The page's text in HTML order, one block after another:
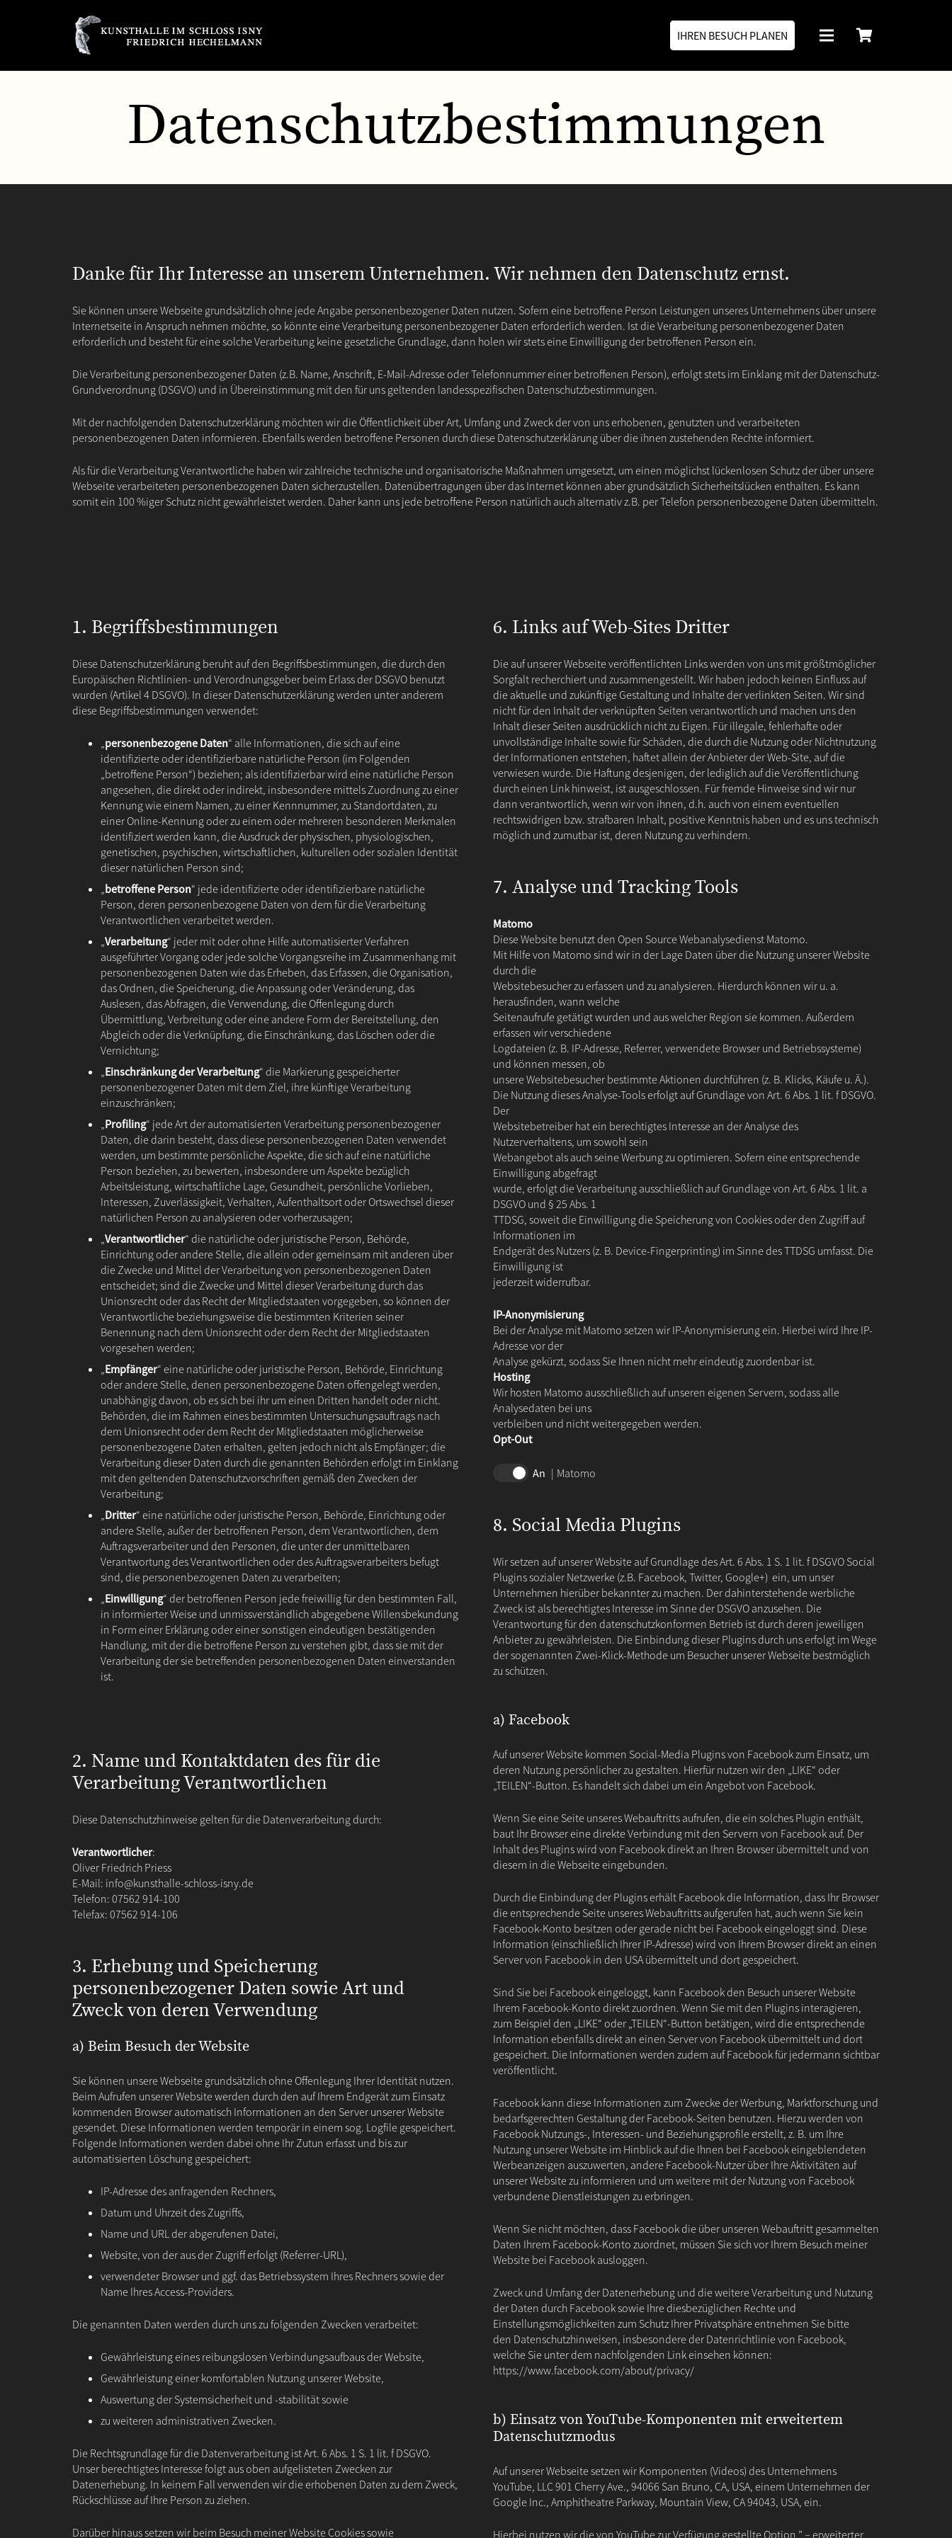
IHREN BESUCH PLANEN
Datenschutzbestimmungen
Danke für Ihr Interesse an unserem Unternehmen. Wir nehmen den Datenschutz ernst.
Sie können unsere Webseite grundsätzlich ohne jede Angabe personenbezogener Daten nutzen. Sofern eine betroffene Person Leistungen unseres Unternehmens über unsere
Internetseite in Anspruch nehmen möchte, so könnte eine Verarbeitung personenbezogener Daten erforderlich werden. Ist die Verarbeitung personenbezogener Daten
erforderlich und besteht für eine solche Verarbeitung keine gesetzliche Grundlage, dann holen wir stets eine Einwilligung der betroffenen Person ein.
Die Verarbeitung personenbezogener Daten (z.B. Name, Anschrift, E-Mail-Adresse oder Telefonnummer einer betroffenen Person), erfolgt stets im Einklang mit der Datenschutz-
Grundverordnung (DSGVO) und in Übereinstimmung mit den für uns geltenden landesspezifischen Datenschutzbestimmungen.
Mit der nachfolgenden Datenschutzerklärung möchten wir die Öffentlichkeit über Art, Umfang und Zweck der von uns erhobenen, genutzten und verarbeiteten
personenbezogenen Daten informieren. Ebenfalls werden betroffene Personen durch diese Datenschutzerklärung über die ihnen zustehenden Rechte informiert.
Als für die Verarbeitung Verantwortliche haben wir zahlreiche technische und organisatorische Maßnahmen umgesetzt, um einen möglichst lückenlosen Schutz der über unsere
Webseite verarbeiteten personenbezogenen Daten sicherzustellen. Datenübertragungen über das Internet können aber grundsätzlich Sicherheitslücken enthalten. Es kann
somit ein 100 %iger Schutz nicht gewährleistet werden. Daher kann uns jede betroffene Person natürlich auch alternativ z.B. per Telefon personenbezogene Daten übermitteln.
1. Begriffsbestimmungen
Diese Datenschutzerklärung beruht auf den Begriffsbestimmungen, die durch den
Europäischen Richtlinien- und Verordnungsgeber beim Erlass der DSGVO benutzt
wurden (Artikel 4 DSGVO). In dieser Datenschutzerklärung werden unter anderem
diese Begriffsbestimmungen verwendet:
„personenbezogene Daten“ alle Informationen, die sich auf eine
identifizierte oder identifizierbare natürliche Person (im Folgenden
„betroffene Person“) beziehen; als identifizierbar wird eine natürliche Person
angesehen, die direkt oder indirekt, insbesondere mittels Zuordnung zu einer
Kennung wie einem Namen, zu einer Kennnummer, zu Standortdaten, zu
einer Online-Kennung oder zu einem oder mehreren besonderen Merkmalen
identifiziert werden kann, die Ausdruck der physischen, physiologischen,
genetischen, psychischen, wirtschaftlichen, kulturellen oder sozialen Identität
dieser natürlichen Person sind;
„betroffene Person“ jede identifizierte oder identifizierbare natürliche
Person, deren personenbezogene Daten von dem für die Verarbeitung
Verantwortlichen verarbeitet werden.
„Verarbeitung“ jeder mit oder ohne Hilfe automatisierter Verfahren
ausgeführter Vorgang oder jede solche Vorgangsreihe im Zusammenhang mit
personenbezogenen Daten wie das Erheben, das Erfassen, die Organisation,
das Ordnen, die Speicherung, die Anpassung oder Veränderung, das
Auslesen, das Abfragen, die Verwendung, die Offenlegung durch
Übermittlung, Verbreitung oder eine andere Form der Bereitstellung, den
Abgleich oder die Verknüpfung, die Einschränkung, das Löschen oder die
Vernichtung;
„Einschränkung der Verarbeitung“ die Markierung gespeicherter
personenbezogener Daten mit dem Ziel, ihre künftige Verarbeitung
einzuschränken;
„Profiling“ jede Art der automatisierten Verarbeitung personenbezogener
Daten, die darin besteht, dass diese personenbezogenen Daten verwendet
werden, um bestimmte persönliche Aspekte, die sich auf eine natürliche
Person beziehen, zu bewerten, insbesondere um Aspekte bezüglich
Arbeitsleistung, wirtschaftliche Lage, Gesundheit, persönliche Vorlieben,
Interessen, Zuverlässigkeit, Verhalten, Aufenthaltsort oder Ortswechsel dieser
natürlichen Person zu analysieren oder vorherzusagen;
„Verantwortlicher“ die natürliche oder juristische Person, Behörde,
Einrichtung oder andere Stelle, die allein oder gemeinsam mit anderen über
die Zwecke und Mittel der Verarbeitung von personenbezogenen Daten
entscheidet; sind die Zwecke und Mittel dieser Verarbeitung durch das
Unionsrecht oder das Recht der Mitgliedstaaten vorgegeben, so können der
Verantwortliche beziehungsweise die bestimmten Kriterien seiner
Benennung nach dem Unionsrecht oder dem Recht der Mitgliedstaaten
vorgesehen werden;
„Empfänger“ eine natürliche oder juristische Person, Behörde, Einrichtung
oder andere Stelle, denen personenbezogene Daten offengelegt werden,
unabhängig davon, ob es sich bei ihr um einen Dritten handelt oder nicht.
Behörden, die im Rahmen eines bestimmten Untersuchungsauftrags nach
dem Unionsrecht oder dem Recht der Mitgliedstaaten möglicherweise
personenbezogene Daten erhalten, gelten jedoch nicht als Empfänger; die
Verarbeitung dieser Daten durch die genannten Behörden erfolgt im Einklang
mit den geltenden Datenschutzvorschriften gemäß den Zwecken der
Verarbeitung;
„Dritter“ eine natürliche oder juristische Person, Behörde, Einrichtung oder
andere Stelle, außer der betroffenen Person, dem Verantwortlichen, dem
Auftragsverarbeiter und den Personen, die unter der unmittelbaren
Verantwortung des Verantwortlichen oder des Auftragsverarbeiters befugt
sind, die personenbezogenen Daten zu verarbeiten;
„Einwilligung“ der betroffenen Person jede freiwillig für den bestimmten Fall,
in informierter Weise und unmissverständlich abgegebene Willensbekundung
in Form einer Erklärung oder einer sonstigen eindeutigen bestätigenden
Handlung, mit der die betroffene Person zu verstehen gibt, dass sie mit der
Verarbeitung der sie betreffenden personenbezogenen Daten einverstanden
ist.
2. Name und Kontaktdaten des für die
Verarbeitung Verantwortlichen
Diese Datenschutzhinweise gelten für die Datenverarbeitung durch:
Verantwortlicher:
Oliver Friedrich Priess
E-Mail: info@kunsthalle-schloss-isny.de
Telefon: 07562 914-100
Telefax: 07562 914-106
3. Erhebung und Speicherung
personenbezogener Daten sowie Art und
Zweck von deren Verwendung
a) Beim Besuch der Website
Sie können unsere Webseite grundsätzlich ohne Offenlegung Ihrer Identität nutzen.
Beim Aufrufen unserer Website werden durch den auf Ihrem Endgerät zum Einsatz
kommenden Browser automatisch Informationen an den Server unserer Website
gesendet. Diese Informationen werden temporär in einem sog. Logfile gespeichert.
Folgende Informationen werden dabei ohne Ihr Zutun erfasst und bis zur
automatisierten Löschung gespeichert:
IP-Adresse des anfragenden Rechners,
Datum und Uhrzeit des Zugriffs,
Name und URL der abgerufenen Datei,
Website, von der aus der Zugriff erfolgt (Referrer-URL),
verwendeter Browser und ggf. das Betriebssystem Ihres Rechners sowie der
Name Ihres Access-Providers.
Die genannten Daten werden durch uns zu folgenden Zwecken verarbeitet:
Gewährleistung eines reibungslosen Verbindungsaufbaus der Website,
Gewährleistung einer komfortablen Nutzung unserer Website,
Auswertung der Systemsicherheit und -stabilität sowie
zu weiteren administrativen Zwecken.
Die Rechtsgrundlage für die Datenverarbeitung ist Art. 6 Abs. 1 S. 1 lit. f DSGVO.
Unser berechtigtes Interesse folgt aus oben aufgelisteten Zwecken zur
Datenerhebung. In keinem Fall verwenden wir die erhobenen Daten zu dem Zweck,
Rückschlüsse auf Ihre Person zu ziehen.
Darüber hinaus setzen wir beim Besuch meiner Website Cookies sowie
6. Links auf Web-Sites Dritter
Die auf unserer Webseite veröffentlichten Links werden von uns mit größtmöglicher
Sorgfalt recherchiert und zusammengestellt. Wir haben jedoch keinen Einfluss auf
die aktuelle und zukünftige Gestaltung und Inhalte der verlinkten Seiten. Wir sind
nicht für den Inhalt der verknüpften Seiten verantwortlich und machen uns den
Inhalt dieser Seiten ausdrücklich nicht zu Eigen. Für illegale, fehlerhafte oder
unvollständige Inhalte sowie für Schäden, die durch die Nutzung oder Nichtnutzung
der Informationen entstehen, haftet allein der Anbieter der Web-Site, auf die
verwiesen wurde. Die Haftung desjenigen, der lediglich auf die Veröffentlichung
durch einen Link hinweist, ist ausgeschlossen. Für fremde Hinweise sind wir nur
dann verantwortlich, wenn wir von ihnen, d.h. auch von einem eventuellen
rechtswidrigen bzw. strafbaren Inhalt, positive Kenntnis haben und es uns technisch
möglich und zumutbar ist, deren Nutzung zu verhindern.
7. Analyse und Tracking Tools
Matomo
Diese Website benutzt den Open Source Webanalysedienst Matomo.
Mit Hilfe von Matomo sind wir in der Lage Daten über die Nutzung unserer Website
durch die
Websitebesucher zu erfassen und zu analysieren. Hierdurch können wir u. a.
herausfinden, wann welche
Seitenaufrufe getätigt wurden und aus welcher Region sie kommen. Außerdem
erfassen wir verschiedene
Logdateien (z. B. IP-Adresse, Referrer, verwendete Browser und Betriebssysteme)
und können messen, ob
unsere Websitebesucher bestimmte Aktionen durchführen (z. B. Klicks, Käufe u. Ä.).
Die Nutzung dieses Analyse-Tools erfolgt auf Grundlage von Art. 6 Abs. 1 lit. f DSGVO.
Der
Websitebetreiber hat ein berechtigtes Interesse an der Analyse des
Nutzerverhaltens, um sowohl sein
Webangebot als auch seine Werbung zu optimieren. Sofern eine entsprechende
Einwilligung abgefragt
wurde, erfolgt die Verarbeitung ausschließlich auf Grundlage von Art. 6 Abs. 1 lit. a
DSGVO und § 25 Abs. 1
TTDSG, soweit die Einwilligung die Speicherung von Cookies oder den Zugriff auf
Informationen im
Endgerät des Nutzers (z. B. Device-Fingerprinting) im Sinne des TTDSG umfasst. Die
Einwilligung ist
jederzeit widerrufbar.
IP-Anonymisierung
Bei der Analyse mit Matomo setzen wir IP-Anonymisierung ein. Hierbei wird Ihre IP-
Adresse vor der
Analyse gekürzt, sodass Sie Ihnen nicht mehr eindeutig zuordenbar ist.
Hosting
Wir hosten Matomo ausschließlich auf unseren eigenen Servern, sodass alle
Analysedaten bei uns
verbleiben und nicht weitergegeben werden.
Opt-Out
Matomo
8. Social Media Plugins
Wir setzen auf unserer Website auf Grundlage des Art. 6 Abs. 1 S. 1 lit. f DSGVO Social
Plugins sozialer Netzwerke (z.B. Facebook, Twitter, Google+) ein, um unser
Unternehmen hierüber bekannter zu machen. Der dahinterstehende werbliche
Zweck ist als berechtigtes Interesse im Sinne der DSGVO anzusehen. Die
Verantwortung für den datenschutzkonformen Betrieb ist durch deren jeweiligen
Anbieter zu gewährleisten. Die Einbindung dieser Plugins durch uns erfolgt im Wege
der sogenannten Zwei-Klick-Methode um Besucher unserer Webseite bestmöglich
zu schützen.
a) Facebook
Auf unserer Website kommen Social-Media Plugins von Facebook zum Einsatz, um
deren Nutzung persönlicher zu gestalten. Hierfür nutzen wir den „LIKE“ oder
„TEILEN“-Button. Es handelt sich dabei um ein Angebot von Facebook.
Wenn Sie eine Seite unseres Webauftritts aufrufen, die ein solches Plugin enthält,
baut Ihr Browser eine direkte Verbindung mit den Servern von Facebook auf. Der
Inhalt des Plugins wird von Facebook direkt an Ihren Browser übermittelt und von
diesem in die Webseite eingebunden.
Durch die Einbindung der Plugins erhält Facebook die Information, dass Ihr Browser
die entsprechende Seite unseres Webauftritts aufgerufen hat, auch wenn Sie kein
Facebook-Konto besitzen oder gerade nicht bei Facebook eingeloggt sind. Diese
Information (einschließlich Ihrer IP-Adresse) wird von Ihrem Browser direkt an einen
Server von Facebook in den USA übermittelt und dort gespeichert.
Sind Sie bei Facebook eingeloggt, kann Facebook den Besuch unserer Website
Ihrem Facebook-Konto direkt zuordnen. Wenn Sie mit den Plugins interagieren,
zum Beispiel den „LIKE“ oder „TEILEN“-Button betätigen, wird die entsprechende
Information ebenfalls direkt an einen Server von Facebook übermittelt und dort
gespeichert. Die Informationen werden zudem auf Facebook für jedermann sichtbar
veröffentlicht.
Facebook kann diese Informationen zum Zwecke der Werbung, Marktforschung und
bedarfsgerechten Gestaltung der Facebook-Seiten benutzen. Hierzu werden von
Facebook Nutzungs-, Interessen- und Beziehungsprofile erstellt, z. B. um Ihre
Nutzung unserer Website im Hinblick auf die Ihnen bei Facebook eingeblendeten
Werbeanzeigen auszuwerten, andere Facebook-Nutzer über Ihre Aktivitäten auf
unserer Website zu informieren und um weitere mit der Nutzung von Facebook
verbundene Dienstleistungen zu erbringen.
Wenn Sie nicht möchten, dass Facebook die über unseren Webauftritt gesammelten
Daten Ihrem Facebook-Konto zuordnet, müssen Sie sich vor Ihrem Besuch meiner
Website bei Facebook ausloggen.
Zweck und Umfang der Datenerhebung und die weitere Verarbeitung und Nutzung
der Daten durch Facebook sowie Ihre diesbezüglichen Rechte und
Einstellungsmöglichkeiten zum Schutz Ihrer Privatsphäre entnehmen Sie bitte
den Datenschutzhinweisen, insbesondere der Datenrichtlinie von Facebook,
welche Sie unter dem nachfolgenden Link einsehen können:
https://www.facebook.com/about/privacy/
b) Einsatz von YouTube-Komponenten mit erweitertem
Datenschutzmodus
Auf unserer Webseite setzen wir Komponenten (Videos) des Unternehmens
YouTube, LLC 901 Cherry Ave., 94066 San Bruno, CA, USA, einem Unternehmen der
Google Inc., Amphitheatre Parkway, Mountain View, CA 94043, USA, ein.
Hierbei nutzen wir die von YouTube zur Verfügung gestellte Option ” – erweiterter